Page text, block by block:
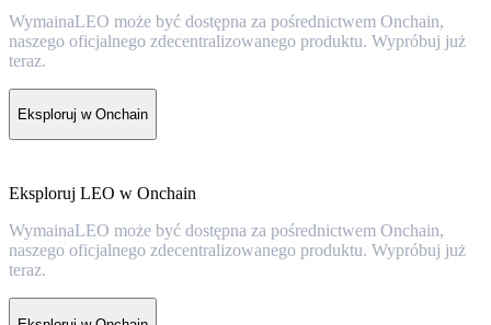
WymainaLEO może być dostępna za pośrednictwem Onchain,
naszego oficjalnego zdecentralizowanego produktu. Wypróbuj już
teraz.
Eksploruj w Onchain
Eksploruj LEO w Onchain
WymainaLEO może być dostępna za pośrednictwem Onchain,
naszego oficjalnego zdecentralizowanego produktu. Wypróbuj już
teraz.